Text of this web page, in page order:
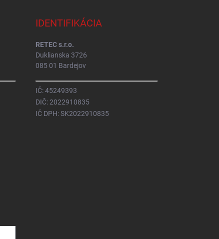
IDENTIFIKÁCIA
RETEC s.r.o.
Duklianska 3726
085 01 Bardejov
IČ: 45249393
DIČ: 2022910835
IČ DPH: SK2022910835